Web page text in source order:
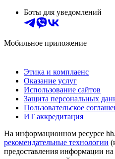
Боты для уведомлений
Мобильное приложение
Этика и комплаенс
Оказание услуг
Использование сайтов
Защита персональных
Пользовательское
ИТ аккредитация
На информационном ресурсе
рекомендательные технологии
предоставления информации на